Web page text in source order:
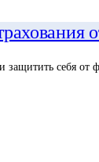
себя от